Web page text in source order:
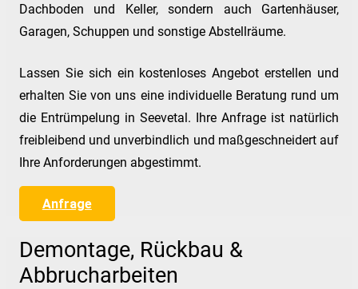
Dachboden und Keller, sondern auch Gartenhäuser,
Garagen, Schuppen und sonstige Abstellräume.
Lassen Sie sich ein kostenloses Angebot erstellen und
erhalten Sie von uns eine individuelle Beratung rund um
die Entrümpelung in Seevetal. Ihre Anfrage ist natürlich
freibleibend und unverbindlich und maßgeschneidert auf
Ihre Anforderungen abgestimmt.
Anfrage
Demontage, Rückbau &
Abbrucharbeiten